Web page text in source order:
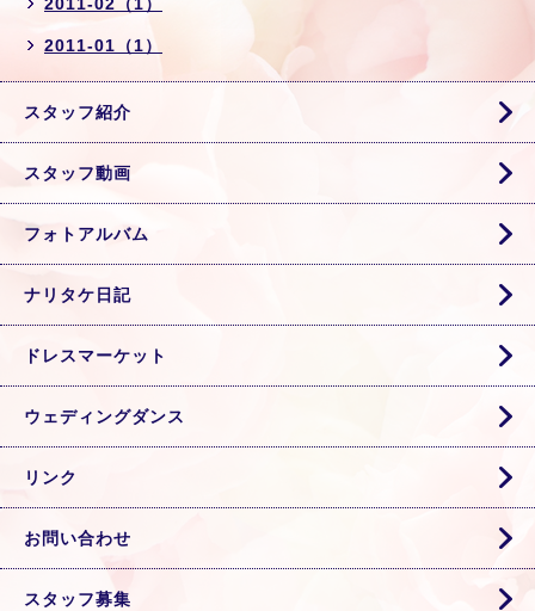
2011-02（1）
2011-01（1）
スタッフ紹介
スタッフ動画
フォトアルバム
ナリタケ日記
ドレスマーケット
ウェディングダンス
リンク
お問い合わせ
スタッフ募集